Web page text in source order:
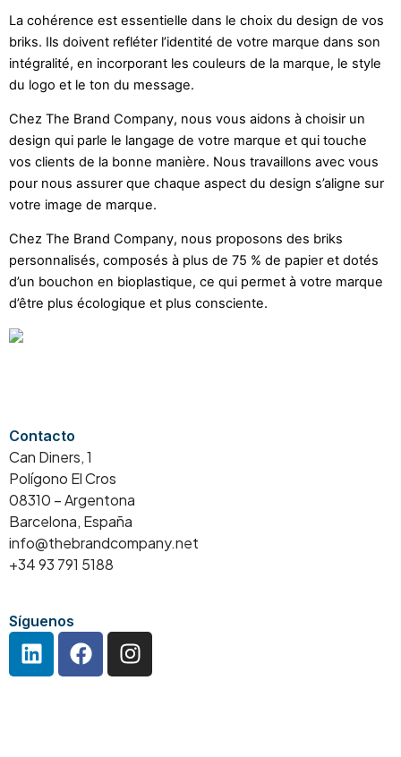
La cohérence est essentielle dans le choix du design de vos
briks. Ils doivent refléter l’identité de votre marque dans son
intégralité, en incorporant les couleurs de la marque, le style
du logo et le ton du message.
Chez The Brand Company, nous vous aidons à choisir un
design qui parle le langage de votre marque et qui touche
vos clients de la bonne manière. Nous travaillons avec vous
pour nous assurer que chaque aspect du design s’aligne sur
votre image de marque.
Chez The Brand Company, nous proposons des briks
personnalisés, composés à plus de 75 % de papier et dotés
d’un bouchon en bioplastique, ce qui permet à votre marque
d’être plus écologique et plus consciente.
Contacto
Can Diners, 1
Polígono El Cros
08310 – Argentona
Barcelona, España
info@thebrandcompany.net
+34 93 791 5188
Síguenos